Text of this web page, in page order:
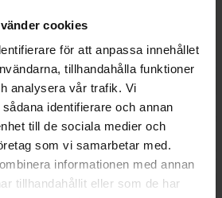
cookies
för att anpassa innehållet
tillhandahålla funktioner
analysera vår trafik. Vi
identifierare och annan
till de sociala medier och
som vi samarbetar med.
informationen med annan
tillhandahållit eller som de har
80g
kr
Shades By Niko